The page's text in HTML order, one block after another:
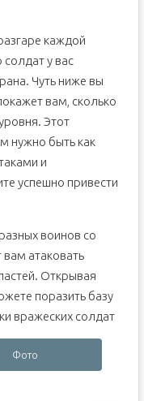
каждой
у вас
Чуть ниже вы
вам, сколько
Этот
нужно быть как
и
успешно привести
воинов со
атаковать
Открывая
поразить базу
вражеских солдат
Фото